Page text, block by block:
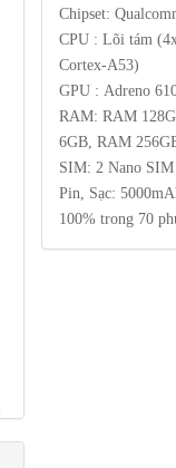
Chipset:
CPU : Lõi tám
Cortex-A53)
GPU : Adreno
RAM: RAM
6GB, RAM
SIM: 2 Nano
Pin, Sạc:
100% trong 70